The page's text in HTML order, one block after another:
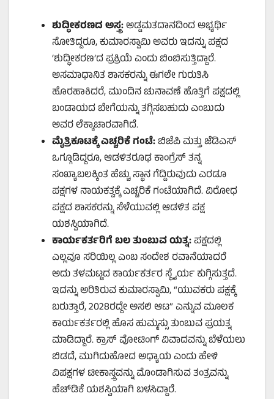
ಶುದ್ಧೀಕರಣದ ಅಸ್ತ್ರ:ಅಡ್ಡಮತದಾನದಿಂದ ಅಭ್ಯರ್ಥಿ
ಸೋತಿದ್ದರೂ, ಕುಮಾರಸ್ವಾಮಿ ಅವರು ಇದನ್ನು ಪಕ್ಷದ
‘ಶುದ್ಧೀಕರಣ’ದ ಪ್ರಕ್ರಿಯೆ ಎಂದು ಬಿಂಬಿಸುತ್ತಿದ್ದಾರೆ.
ಅಸಮಾಧಾನಿತ ಶಾಸಕರನ್ನು ಈಗಲೇ ಗುರುತಿಸಿ
ಹೊರಹಾಕಿದರೆ, ಮುಂದಿನ ಚುನಾವಣೆ ಹೊತ್ತಿಗೆ ಪಕ್ಷದಲ್ಲಿ
ಬಂಡಾಯದ ಬೇಗೆಯನ್ನು ತಗ್ಗಿಸಬಹುದು ಎಂಬುದು
ಅವರ ಲೆಕ್ಕಾಚಾರವಾಗಿದೆ.
ಮೈತ್ರಿಕೂಟಕ್ಕೆ ಎಚ್ಚರಿಕೆ ಗಂಟೆ:ಬಿಜೆಪಿ ಮತ್ತು ಜೆಡಿಎಸ್
ಒಗ್ಗೂಡಿದ್ದರೂ, ಆಡಳಿತರೂಢ ಕಾಂಗ್ರೆಸ್ ತನ್ನ
ಸಂಖ್ಯಾಬಲಕ್ಕಿಂತ ಹೆಚ್ಚು ಸ್ಥಾನ ಗೆದ್ದಿರುವುದು ಎರಡೂ
ಪಕ್ಷಗಳ ನಾಯಕತ್ವಕ್ಕೆ ಎಚ್ಚರಿಕೆ ಗಂಟೆಯಾಗಿದೆ. ವಿರೋಧ
ಪಕ್ಷದ ಶಾಸಕರನ್ನು ಸೆಳೆಯುವಲ್ಲಿ ಆಡಳಿತ ಪಕ್ಷ
ಯಶಸ್ವಿಯಾಗಿದೆ.
ಕಾರ್ಯಕರ್ತರಿಗೆ ಬಲ ತುಂಬುವ ಯತ್ನ:ಪಕ್ಷದಲ್ಲಿ
ಎಲ್ಲವೂ ಸರಿಯಿಲ್ಲ ಎಂಬ ಸಂದೇಶ ರವಾನೆಯಾದರೆ
ಅದು ತಳಮಟ್ಟದ ಕಾರ್ಯಕರ್ತರ ಸ್ಥೈರ್ಯ ಕುಗ್ಗಿಸುತ್ತದೆ.
ಇದನ್ನು ಅರಿತಿರುವ ಕುಮಾರಸ್ವಾಮಿ, “ಯುವಕರು ಪಕ್ಷಕ್ಕೆ
ಬರುತ್ತಾರೆ, 2028ರದ್ದೇ ಅಸಲಿ ಆಟ” ಎನ್ನುವ ಮೂಲಕ
ಕಾರ್ಯಕರ್ತರಲ್ಲಿ ಹೊಸ ಹುಮ್ಮಸ್ಸು ತುಂಬುವ ಪ್ರಯತ್ನ
ಮಾಡಿದ್ದಾರೆ. ಕ್ರಾಸ್ ವೋಟಿಂಗ್ ವಿವಾದವನ್ನು ಬೆಳೆಯಲು
ಬಿಡದೆ, ಮುಗಿದುಹೋದ ಅಧ್ಯಾಯ ಎಂದು ಹೇಳಿ
ವಿಪಕ್ಷಗಳ ಟೀಕಾಸ್ತ್ರವನ್ನು ಮೊಂಡಾಗಿಸುವ ತಂತ್ರವನ್ನು
ಹೆಚ್‌ಡಿಕೆ ಯಶಸ್ವಿಯಾಗಿ ಬಳಸಿದ್ದಾರೆ.